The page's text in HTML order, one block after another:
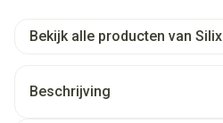
Bekijk alle producten van Silix
Beschrijving